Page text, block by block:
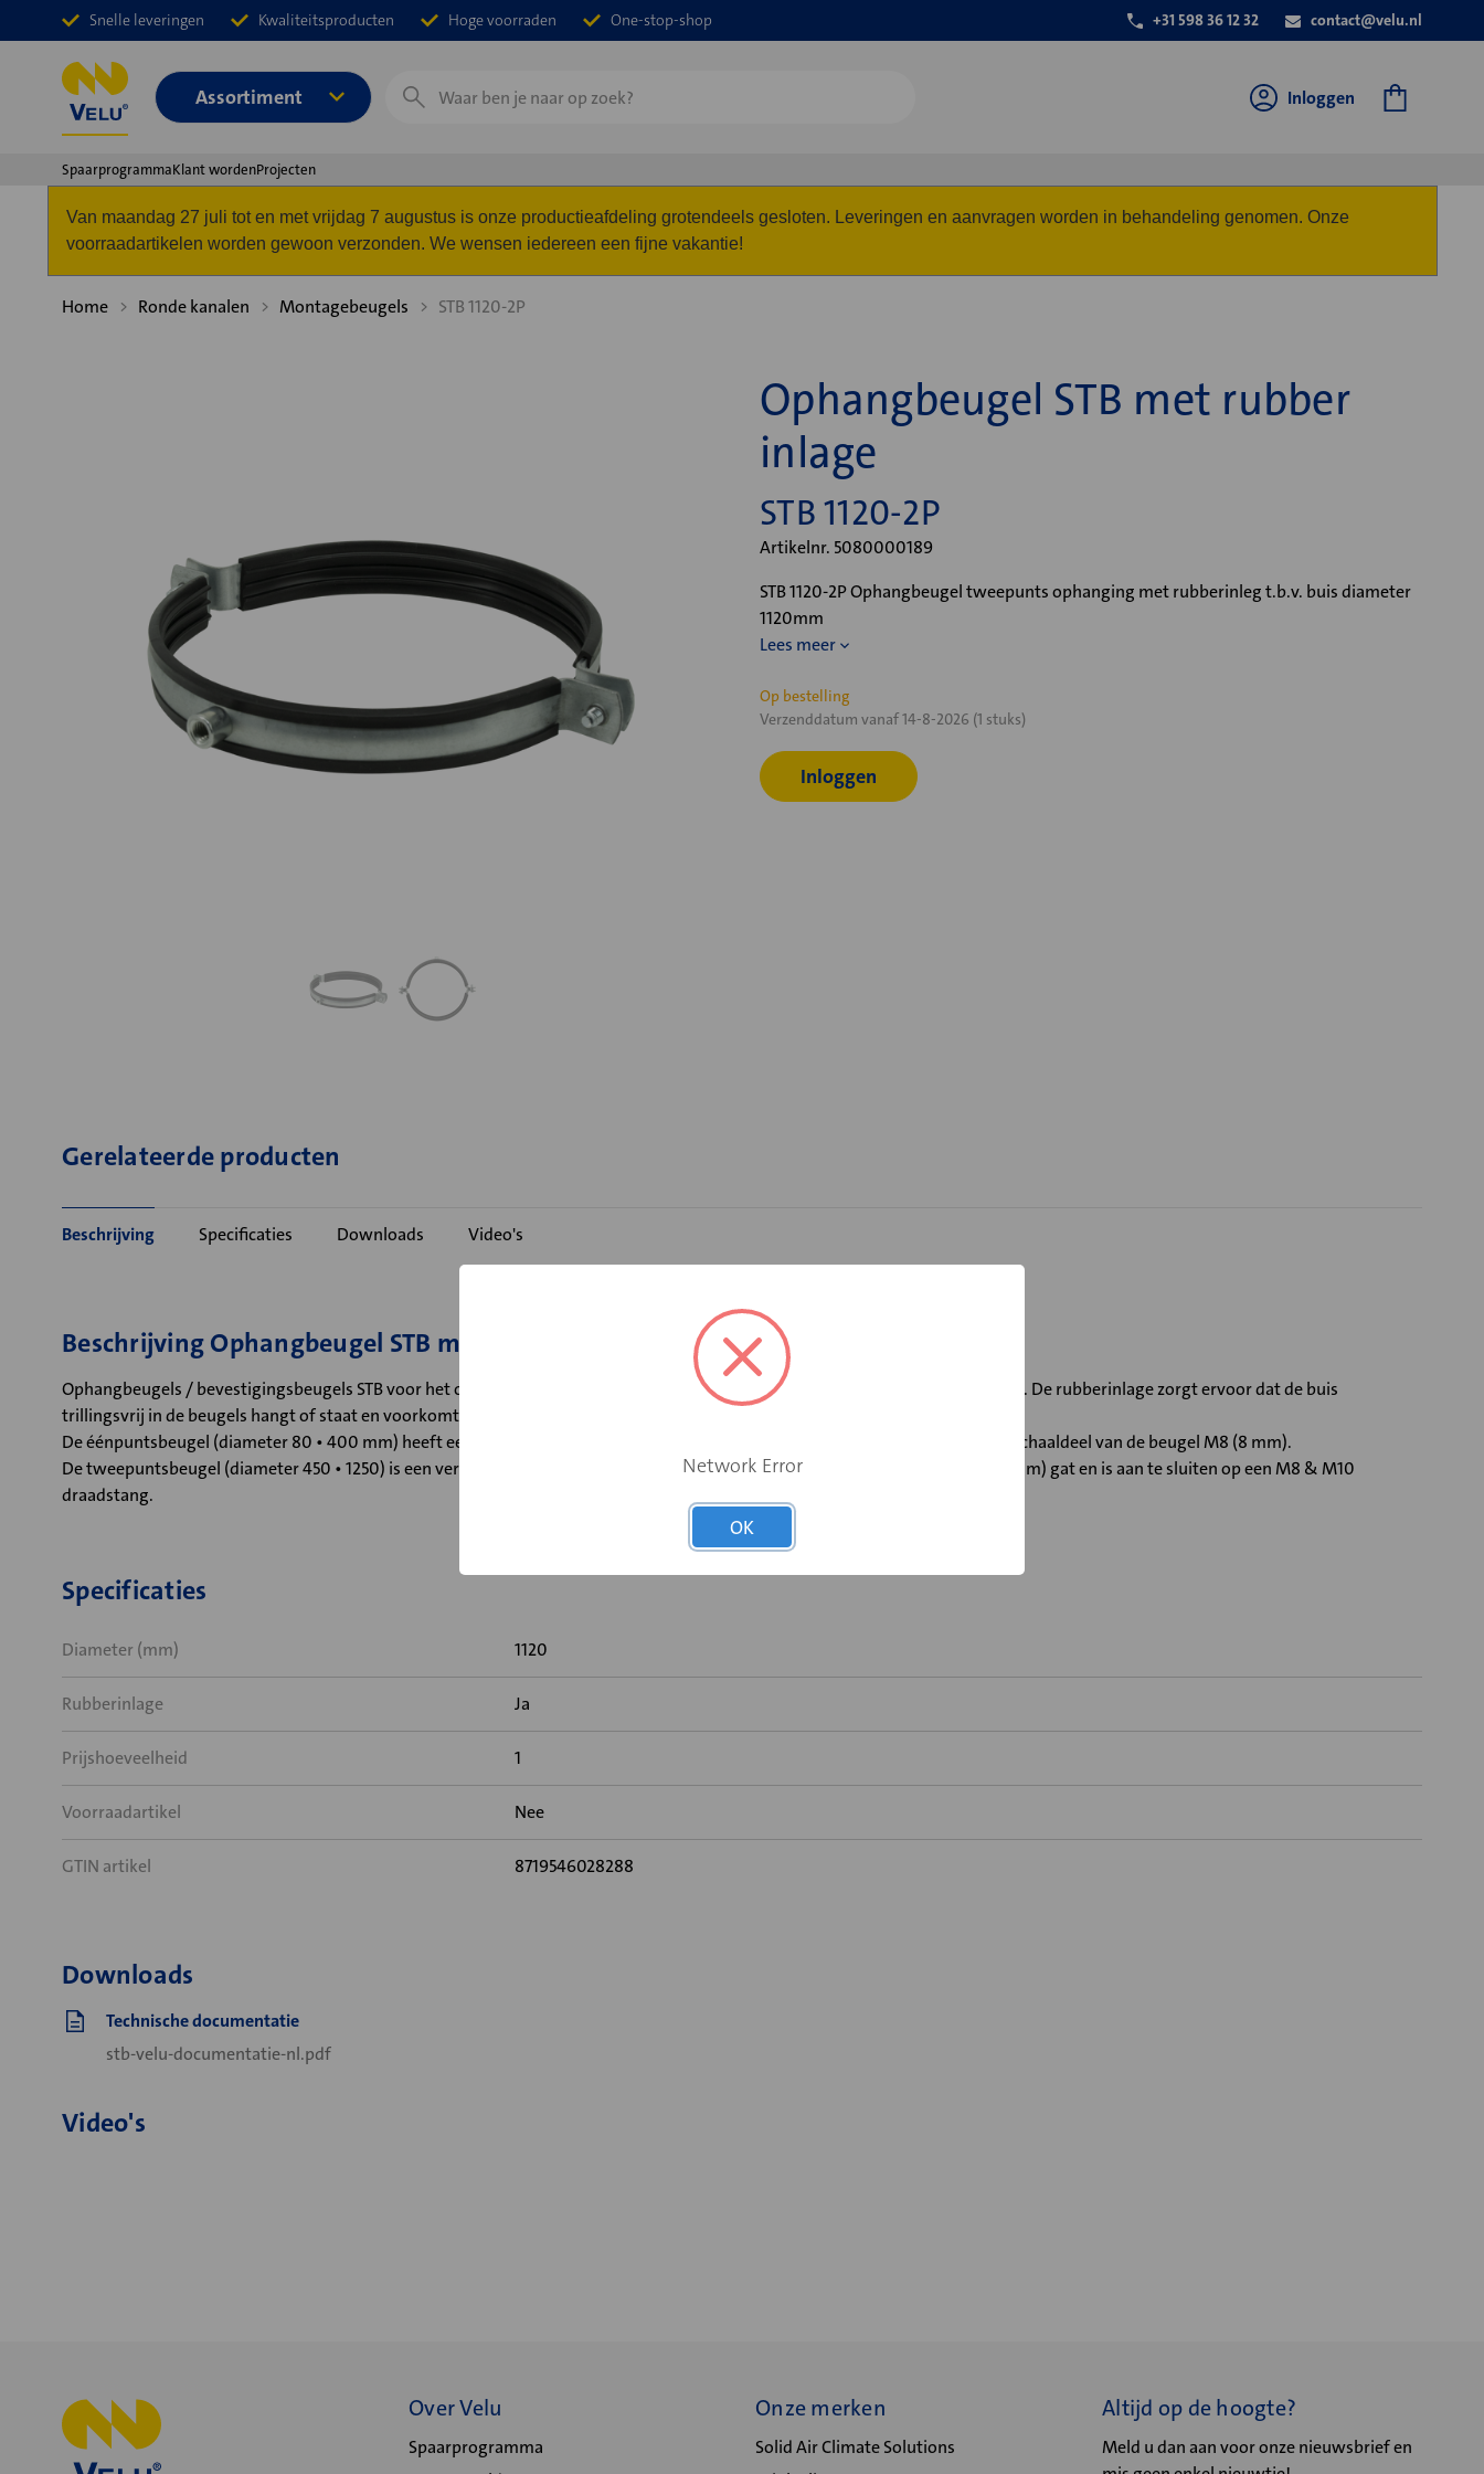
Snelle leveringen Kwaliteitsproducten Hoge voorraden One-stop-shop +31 598 36 12 32 contact@velu.nl
Assortiment
Zoeken
Inloggen
SpaarprogrammaKlant wordenProjecten
Van maandag 27 juli tot en met vrijdag 7 augustus is onze productieafdeling grotendeels gesloten. Leveringen en aanvragen worden in behandeling genomen. Onze
voorraadartikelen worden gewoon verzonden. We wensen iedereen een fijne vakantie!
Home Ronde kanalen Montagebeugels STB 1120-2P
Ophangbeugel STB met rubber
inlage
STB 1120-2P
Artikelnr. 5080000189
STB 1120-2P Ophangbeugel tweepunts ophanging met rubberinleg t.b.v. buis diameter
1120mm
Lees meer
Huidige
voorraad:
Op bestelling
Verzenddatum vanaf 14-8-2026 (1 stuks)
Inloggen
Gerelateerde producten
Beschrijving Specificaties Downloads Video's
Beschrijving Ophangbeugel STB met rubber inlage
Ophangbeugels / bevestigingsbeugels STB voor het ophangen en bevestigen van spirobuizen of andere ronde ventilatiekanalen. De rubberinlage zorgt ervoor dat de buis
trillingsvrij in de beugels hangt of staat en voorkomt resonantie.
De éénpuntsbeugel (diameter 80 • 400 mm) heeft een verzinkt stalen beugel met één aangelaste moer in het midden van één schaaldeel van de beugel M8 (8 mm).
De tweepuntsbeugel (diameter 450 • 1250) is een verzinkt stalen beugel met aan beide punten van het schaaldeel een M10 (10 mm) gat en is aan te sluiten op een M8 & M10
draadstang.
Specificaties
Diameter (mm) 1120
Rubberinlage Ja
Prijshoeveelheid 1
Voorraadartikel Nee
GTIN artikel 8719546028288
Downloads
Technische documentatie
stb-velu-documentatie-nl.pdf
Video's
Over Velu
Spaarprogramma
Onze merken
Solid Air Climate Solutions
Altijd op de hoogte?
Meld u dan aan voor onze nieuwsbrief en
Network Error
OK